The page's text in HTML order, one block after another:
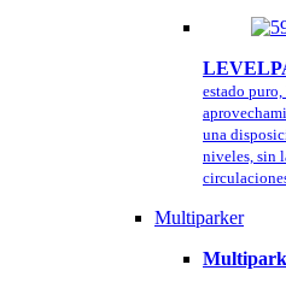
estado
una
niveles, sin
Multiparker